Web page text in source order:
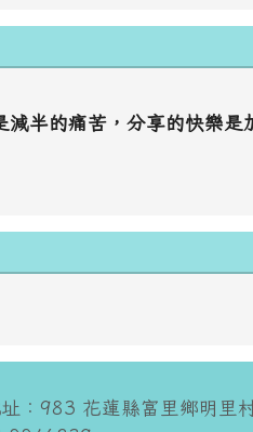
半的痛苦，分享的快樂是
：983 花蓮縣富里鄉明里